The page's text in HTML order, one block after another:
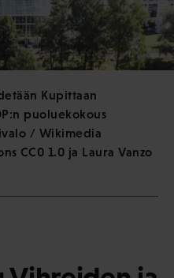
Kupittaan
puoluekokous
/ Wikimedia
CC0 1.0 ja Laura Vanzo